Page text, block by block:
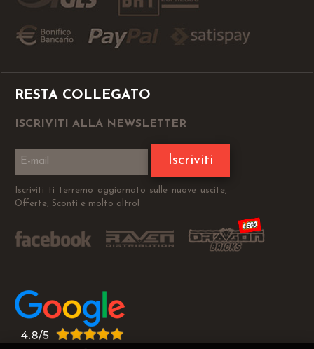
RESTA COLLEGATO
ISCRIVITI ALLA NEWSLETTER
Iscriviti
Iscriviti ti terremo aggiornato sulle nuove uscite,
Offerte, Sconti e molto altro!